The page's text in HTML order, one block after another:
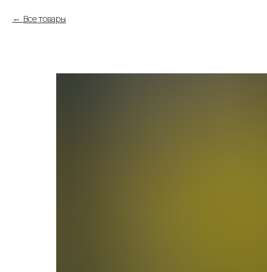
Все товары